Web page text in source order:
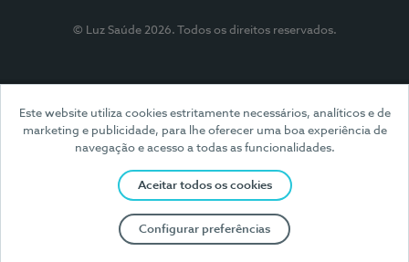
Este website utiliza cookies estritamente necessários, analíticos e de
marketing e publicidade, para lhe oferecer uma boa experiência de
navegação e acesso a todas as funcionalidades.
Aceitar todos os cookies
Configurar preferências
© Luz Saúde 2026. Todos os direitos reservados.